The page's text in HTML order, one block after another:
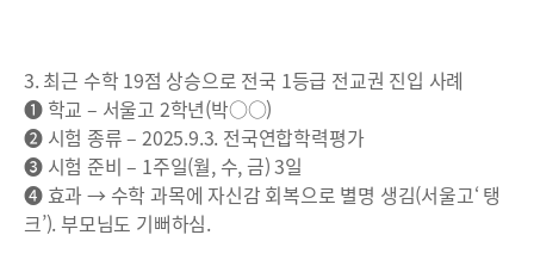
3. 최근 수학 19점 상승으로 전국 1등급 전교권 진입 사례
❶ 학교 – 서울고 2학년(박○○)
❷ 시험 종류 – 2025.9.3. 전국연합학력평가
❸ 시험 준비 – 1주일(월, 수, 금) 3일
❹ 효과 → 수학 과목에 자신감 회복으로 별명 생김(서울고‘ 탱
크’). 부모님도 기뻐하심.